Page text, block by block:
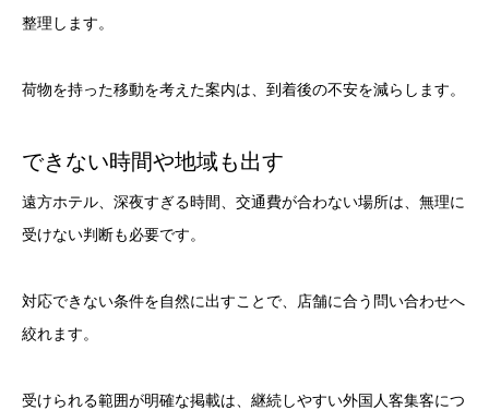
整理します。
荷物を持った移動を考えた案内は、到着後の不安を減らします。
できない時間や地域も出す
遠方ホテル、深夜すぎる時間、交通費が合わない場所は、無理に
受けない判断も必要です。
対応できない条件を自然に出すことで、店舗に合う問い合わせへ
絞れます。
受けられる範囲が明確な掲載は、継続しやすい外国人客集客につ